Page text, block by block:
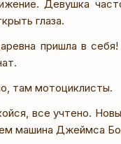
Девушка
глаза.
пришла в
там мотоциклисты.
все учтено.
машина Джеймса